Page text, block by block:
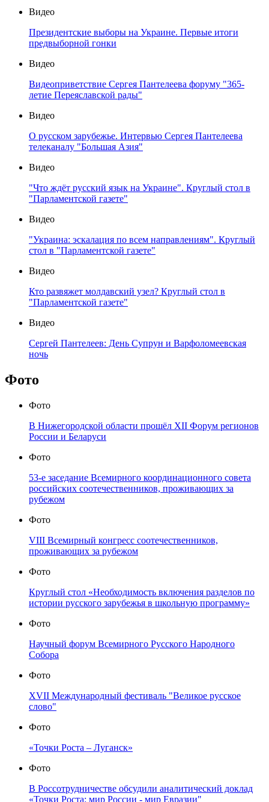
Видео
Президентские выборы на Украине. Первые итоги
предвыборной гонки
Видео
Видеоприветствие Сергея Пантелеева форуму "365-
летие Переяславской рады"
Видео
О русском зарубежье. Интервью Сергея Пантелеева
телеканалу "Большая Азия"
Видео
"Что ждёт русский язык на Украине". Круглый стол в
"Парламентской газете"
Видео
"Украина: эскалация по всем направлениям". Круглый
стол в "Парламентской газете"
Видео
Кто развяжет молдавский узел? Круглый стол в
"Парламентской газете"
Видео
Сергей Пантелеев: День Супрун и Варфоломеевская
ночь
Фото
Фото
В Нижегородской области прошёл XII Форум регионов
России и Беларуси
Фото
53-е заседание Всемирного координационного совета
российских соотечественников, проживающих за
рубежом
Фото
VIII Всемирный конгресс соотечественников,
проживающих за рубежом
Фото
Круглый стол «Необходимость включения разделов по
истории русского зарубежья в школьную программу»
Фото
Научный форум Всемирного Русского Народного
Собора
Фото
XVII Международный фестиваль "Великое русское
слово"
Фото
«Точки Роста – Луганск»
Фото
В Россотрудничестве обсудили аналитический доклад
«Точки Роста: мир России - мир Евразии"